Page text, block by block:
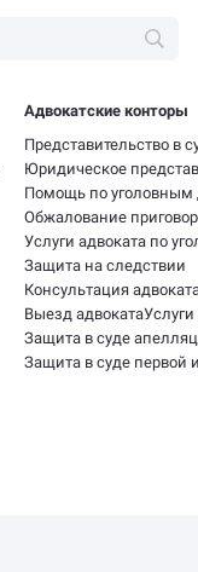
Адвокатские конторы
Представительство в
Юридическое
Помощь по уголовным
Обжалование
Услуги адвоката по
Защита на следствии
Консультация
Выезд адвокатаУслуги
Защита в суде
Защита в суде первой